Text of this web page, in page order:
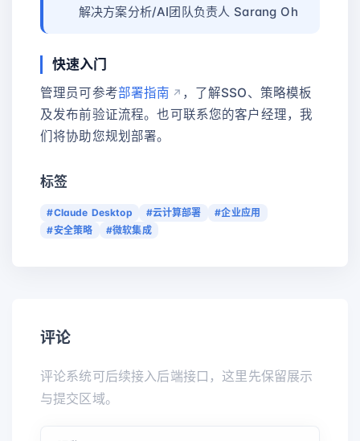
解决方案分析/AI团队负责人 Sarang Oh
快速入门
管理员可参考部署指南
，了解SSO、策略模板
及发布前验证流程。也可联系您的客户经理，我
们将协助您规划部署。
标签
#Claude Desktop #云计算部署
#企业应用
#安全策略
#微软集成
评论
评论系统可后续接入后端接口，这里先保留展示
与提交区域。